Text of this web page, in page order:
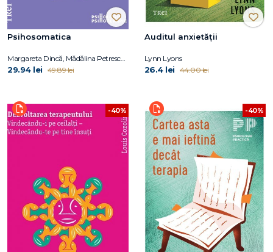
Psihosomatica
Margareta Dincă, Mădălina Petrescu, Ana-Mihaela Popișteanu
29.94 lei 49.89 lei
Auditul anxietății
Lynn Lyons
26.4 lei 44.00 lei
-40% -40%